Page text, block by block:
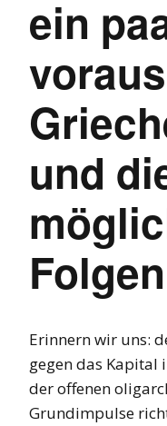
ein
und
Folgen
Erinnern wir uns:
gegen das Kapital
der offenen
Grundimpulse